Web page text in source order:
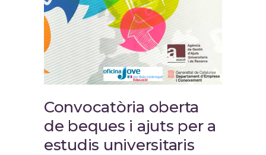
Convocatòria oberta
de beques i ajuts per a
estudis universitaris